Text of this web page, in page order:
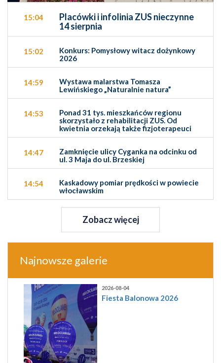
15:04
Placówki i infolinia ZUS nieczynne
14 sierpnia
15:02
Konkurs: Pomysłowy witacz dożynkowy
2026
14:59
Wystawa malarstwa Tomasza
Lewińskiego „Naturalnie natura”
14:53
Ponad 31 tys. mieszkańców regionu
skorzystało z rehabilitacji ZUS. Od
kwietnia orzekają także fizjoterapeuci
14:47
Zamknięcie ulicy Cyganka na odcinku od
ul. 3 Maja do ul. Brzeskiej
14:54
Kaskadowy pomiar prędkości w powiecie
włocławskim
Zobacz więcej
Najnowsze galerie
2026-08-04
Fiesta Balonowa 2026